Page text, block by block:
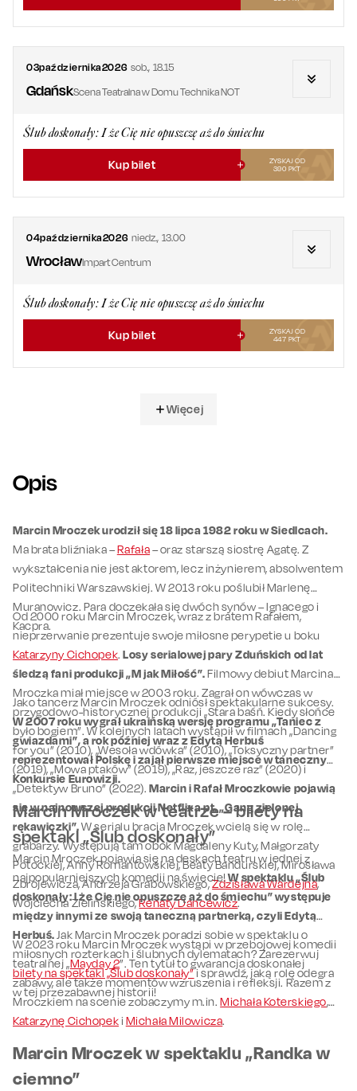
03października2026 sob.,18.15
GdańskScena Teatralna w Domu Technika NOT
Ślub doskonały: I że Cię nie opuszczę aż do śmiechu
Kup bilet
ZYSKAJ OD
390 PKT
04października2026 niedz.,13.00
WrocławImpart Centrum
Ślub doskonały: I że Cię nie opuszczę aż do śmiechu
Kup bilet
ZYSKAJ OD
447 PKT
Więcej
Opis
Marcin Mroczek urodził się 18 lipca 1982 roku w Siedlcach.
Ma brata bliźniaka –Rafała– oraz starszą siostrę Agatę. Z
wykształcenia nie jest aktorem, lecz inżynierem, absolwentem
Politechniki Warszawskiej. W 2013 roku poślubił Marlenę
Muranowicz. Para doczekała się dwóch synów – Ignacego i
Kacpra.
Od 2000 roku Marcin Mroczek, wraz z bratem Rafałem,
nieprzerwanie prezentuje swoje miłosne perypetie u boku
Katarzyny Cichopek.Losy serialowej pary Zduńskich od lat
śledzą fani produkcji „M jak Miłość”.Filmowy debiut Marcina
Mroczka miał miejsce w 2003 roku. Zagrał on wówczas w
przygodowo-historycznej produkcji „Stara baśń. Kiedy słońce
było bogiem”. W kolejnych latach wystąpił w filmach „Dancing
for you” (2010), „Wesoła wdówka” (2010), „Toksyczny partner”
(2019), „Mowa ptaków” (2019), „Raz, jeszcze raz” (2020) i
„Detektyw Bruno” (2022). Marcin i Rafał Mroczkowie pojawią
się w najnowszej produkcji Netflixa pt. „Gang zielonej
rękawiczki”.W serialu bracia Mroczek wcielą się w rolę…
grabarzy. Występują tam obok Magdaleny Kuty, Małgorzaty
Potockiej, Anny Romantowskiej, Beaty Bandurskiej, Mirosława
Zbrojewicza, Andrzeja Grabowskiego,Zdzisława Wardejna,
Wojciecha Zielińskiego,Renaty Dancewicz.
Jako tancerz Marcin Mroczek odniósł spektakularne sukcesy.
W 2007 roku wygrał ukraińską wersję programu „Taniec z
gwiazdami”, a rok później wraz z Edytą Herbuś
reprezentował Polskę i zajął pierwsze miejsce w tanecznym
Konkursie Eurowizji.
Marcin Mroczek w teatrze – bilety na
spektakl „Ślub doskonały”
Marcin Mroczek pojawia się na deskach teatru w jednej z
najpopularniejszych komedii na świecie!W spektaklu „Ślub
doskonały: I że Cię nie opuszczę aż do śmiechu” występuje
między innymi ze swoją taneczną partnerką, czyli Edytą
Herbuś. Jak Marcin Mroczek poradzi sobie w spektaklu o
miłosnych rozterkach i ślubnych dylematach? Zarezerwuj
bilety na spektakl „Ślub doskonały”i sprawdź, jaką rolę odegra
w tej przezabawnej historii!
W 2023 roku Marcin Mroczek wystąpi w przebojowej komedii
teatralnej „Mayday 2”. Ten tytuł to gwarancja doskonałej
zabawy, ale także momentów wzruszenia i refleksji. Razem z
Mroczkiem na scenie zobaczymy m.in.Michała Koterskiego,
Katarzynę Cichopeki Michała Milowicza.
Marcin Mroczek w spektaklu „Randka w
ciemno”